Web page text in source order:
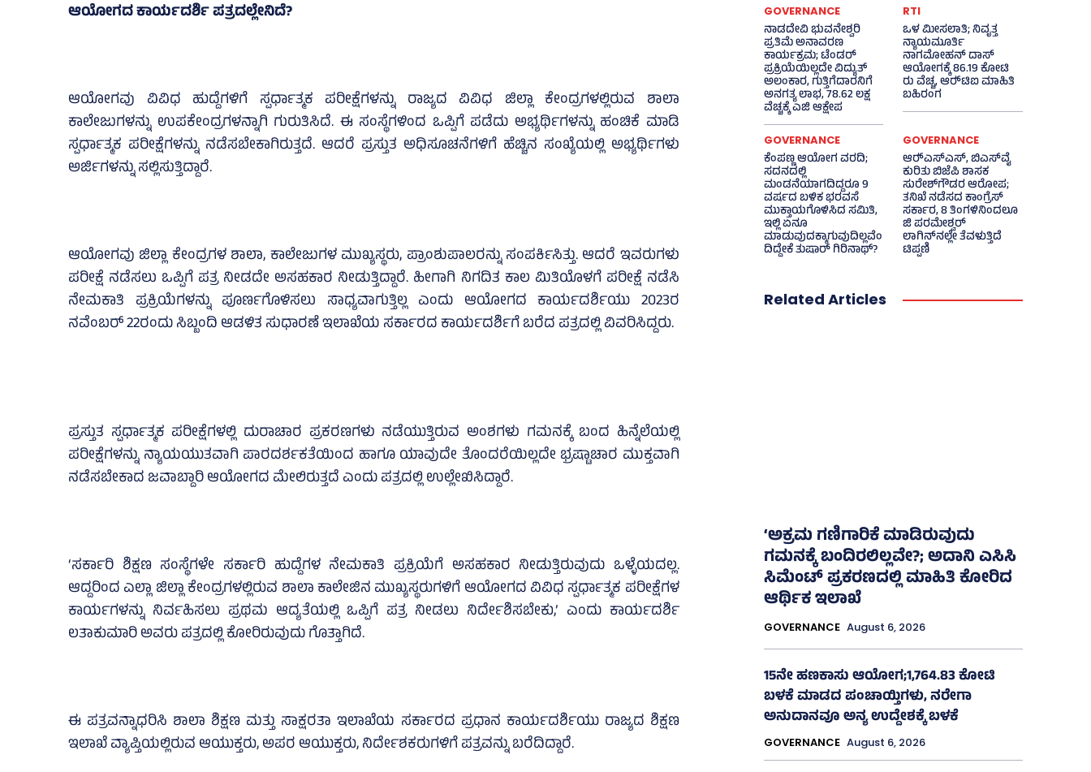
ಆಯೋಗದ ಕಾರ್ಯದರ್ಶಿ ಪತ್ರದಲ್ಲೇನಿದೆ?
ಆಯೋಗವು ವಿವಿಧ ಹುದ್ದೆಗಳಿಗೆ ಸ್ಪರ್ಧಾತ್ಮಕ ಪರೀಕ್ಷೆಗಳನ್ನು ರಾಜ್ಯದ ವಿವಿಧ ಜಿಲ್ಲಾ ಕೇಂದ್ರಗಳಲ್ಲಿರುವ ಶಾಲಾ
ಕಾಲೇಜುಗಳನ್ನು ಉಪಕೇಂದ್ರಗಳನ್ನಾಗಿ ಗುರುತಿಸಿದೆ. ಈ ಸಂಸ್ಥೆಗಳಿಂದ ಒಪ್ಪಿಗೆ ಪಡೆದು ಅಭ್ಯರ್ಥಿಗಳನ್ನು ಹಂಚಿಕೆ ಮಾಡಿ
ಸ್ಪರ್ಧಾತ್ಮಕ ಪರೀಕ್ಷೆಗಳನ್ನು ನಡೆಸಬೇಕಾಗಿರುತ್ತದೆ. ಆದರೆ ಪ್ರಸ್ತುತ ಅಧಿಸೂಚನೆಗಳಿಗೆ ಹೆಚ್ಚಿನ ಸಂಖ್ಯೆಯಲ್ಲಿ ಅಭ್ಯರ್ಥಿಗಳು
ಅರ್ಜಿಗಳನ್ನು ಸಲ್ಲಿಸುತ್ತಿದ್ದಾರೆ.
ಆಯೋಗವು ಜಿಲ್ಲಾ ಕೇಂದ್ರಗಳ ಶಾಲಾ, ಕಾಲೇಜುಗಳ ಮುಖ್ಯಸ್ಥರು, ಪ್ರಾಂಶುಪಾಲರನ್ನು ಸಂಪರ್ಕಿಸಿತ್ತು. ಆದರೆ ಇವರುಗಳು
ಪರೀಕ್ಷೆ ನಡೆಸಲು ಒಪ್ಪಿಗೆ ಪತ್ರ ನೀಡದೇ ಅಸಹಕಾರ ನೀಡುತ್ತಿದ್ದಾರೆ. ಹೀಗಾಗಿ ನಿಗದಿತ ಕಾಲ ಮಿತಿಯೊಳಗೆ ಪರೀಕ್ಷೆ ನಡೆಸಿ
ನೇಮಕಾತಿ ಪ್ರಕ್ರಿಯೆಗಳನ್ನು ಪೂರ್ಣಗೊಳಿಸಲು ಸಾಧ್ಯವಾಗುತ್ತಿಲ್ಲ ಎಂದು ಆಯೋಗದ ಕಾರ್ಯದರ್ಶಿಯು 2023ರ
ನವೆಂಬರ್‌ 22ರಂದು ಸಿಬ್ಬಂದಿ ಆಡಳಿತ ಸುಧಾರಣೆ ಇಲಾಖೆಯ ಸರ್ಕಾರದ ಕಾರ್ಯದರ್ಶಿಗೆ ಬರೆದ ಪತ್ರದಲ್ಲಿ ವಿವರಿಸಿದ್ದರು.
ಪ್ರಸ್ತುತ ಸ್ಪರ್ಧಾತ್ಮಕ ಪರೀಕ್ಷೆಗಳಲ್ಲಿ ದುರಾಚಾರ ಪ್ರಕರಣಗಳು ನಡೆಯುತ್ತಿರುವ ಅಂಶಗಳು ಗಮನಕ್ಕೆ ಬಂದ ಹಿನ್ನೆಲೆಯಲ್ಲಿ
ಪರೀಕ್ಷೆಗಳನ್ನು ನ್ಯಾಯಯುತವಾಗಿ ಪಾರದರ್ಶಕತೆಯಿಂದ ಹಾಗೂ ಯಾವುದೇ ತೊಂದರೆಯಿಲ್ಲದೇ ಭ್ರಷ್ಟಾಚಾರ ಮುಕ್ತವಾಗಿ
ನಡೆಸಬೇಕಾದ ಜವಾಬ್ದಾರಿ ಆಯೋಗದ ಮೇಲಿರುತ್ತದೆ ಎಂದು ಪತ್ರದಲ್ಲಿ ಉಲ್ಲೇಖಿಸಿದ್ದಾರೆ.
‘ಸರ್ಕಾರಿ ಶಿಕ್ಷಣ ಸಂಸ್ಥೆಗಳೇ ಸರ್ಕಾರಿ ಹುದ್ದೆಗಳ ನೇಮಕಾತಿ ಪ್ರಕ್ರಿಯೆಗೆ ಅಸಹಕಾರ ನೀಡುತ್ತಿರುವುದು ಒಳ್ಳೆಯದಲ್ಲ.
ಆದ್ದರಿಂದ ಎಲ್ಲಾ ಜಿಲ್ಲಾ ಕೇಂದ್ರಗಳಲ್ಲಿರುವ ಶಾಲಾ ಕಾಲೇಜಿನ ಮುಖ್ಯಸ್ಥರುಗಳಿಗೆ ಆಯೋಗದ ವಿವಿಧ ಸ್ಪರ್ಧಾತ್ಮಕ ಪರೀಕ್ಷೆಗಳ
ಕಾರ್ಯಗಳನ್ನು ನಿರ್ವಹಿಸಲು ಪ್ರಥಮ ಆದ್ಯತೆಯಲ್ಲಿ ಒಪ್ಪಿಗೆ ಪತ್ರ ನೀಡಲು ನಿರ್ದೇಶಿಸಬೇಕು,’ ಎಂದು ಕಾರ್ಯದರ್ಶಿ
ಲತಾಕುಮಾರಿ ಅವರು ಪತ್ರದಲ್ಲಿ ಕೋರಿರುವುದು ಗೊತ್ತಾಗಿದೆ.
ಈ ಪತ್ರವನ್ನಾಧರಿಸಿ ಶಾಲಾ ಶಿಕ್ಷಣ ಮತ್ತು ಸಾಕ್ಷರತಾ ಇಲಾಖೆಯ ಸರ್ಕಾರದ ಪ್ರಧಾನ ಕಾರ್ಯದರ್ಶಿಯು ರಾಜ್ಯದ ಶಿಕ್ಷಣ
ಇಲಾಖೆ ವ್ಯಾಪ್ತಿಯಲ್ಲಿರುವ ಆಯುಕ್ತರು, ಅಪರ ಆಯುಕ್ತರು, ನಿರ್ದೇಶಕರುಗಳಿಗೆ ಪತ್ರವನ್ನು ಬರೆದಿದ್ದಾರೆ.
GOVERNANCE
ನಾಡದೇವಿ ಭುವನೇಶ್ವರಿ
ಪ್ರತಿಮೆ ಅನಾವರಣ
ಕಾರ್ಯಕ್ರಮ; ಟೆಂಡರ್
ಪ್ರಕ್ರಿಯೆಯಿಲ್ಲದೇ ವಿದ್ಯುತ್‌
ಅಲಂಕಾರ, ಗುತ್ತಿಗೆದಾರನಿಗೆ
ಅನಗತ್ಯ ಲಾಭ, 78.62 ಲಕ್ಷ
ವೆಚ್ಚಕ್ಕೆ ಎಜಿ ಆಕ್ಷೇಪ
RTI
ಒಳ ಮೀಸಲಾತಿ; ನಿವೃತ್ತ
ನ್ಯಾಯಮೂರ್ತಿ
ನಾಗಮೋಹನ್ ದಾಸ್
ಆಯೋಗಕ್ಕೆ 86.19 ಕೋಟಿ
ರು ವೆಚ್ಚ, ಆರ್‍‌ಟಿಐ ಮಾಹಿತಿ
ಬಹಿರಂಗ
GOVERNANCE
ಕೆಂಪಣ್ಣ ಆಯೋಗ ವರದಿ;
ಸದನದಲ್ಲಿ
ಮಂಡನೆಯಾಗದಿದ್ದರೂ 9
ವರ್ಷದ ಬಳಿಕ ಭರವಸೆ
ಮುಕ್ತಾಯಗೊಳಿಸಿದ ಸಮಿತಿ,
ಇಲ್ಲಿ ಏನೂ
ಮಾಡುವುದಕ್ಕಾಗುವುದಿಲ್ಲವೆಂ
ದಿದ್ದೇಕೆ ತುಷಾರ್ ಗಿರಿನಾಥ್?
GOVERNANCE
ಆರ್‍‌ಎಸ್‌ಎಸ್‌, ಬಿಎಸ್‌ವೈ
ಕುರಿತು ಬಿಜೆಪಿ ಶಾಸಕ
ಸುರೇಶ್‌ಗೌಡರ ಆರೋಪ;
ತನಿಖೆ ನಡೆಸದ ಕಾಂಗ್ರೆಸ್‌
ಸರ್ಕಾರ, 8 ತಿಂಗಳಿನಿಂದಲೂ
ಜಿ ಪರಮೇಶ್ವರ್
ಲಾಗಿನ್‌ನಲ್ಲೇ ತೆವಳುತ್ತಿದೆ
ಟಿಪ್ಪಣಿ
Related Articles
‘ಅಕ್ರಮ ಗಣಿಗಾರಿಕೆ ಮಾಡಿರುವುದು
ಗಮನಕ್ಕೆ ಬಂದಿರಲಿಲ್ಲವೇ?; ಅದಾನಿ ಎಸಿಸಿ
ಸಿಮೆಂಟ್ ಪ್ರಕರಣದಲ್ಲಿ ಮಾಹಿತಿ ಕೋರಿದ
ಆರ್ಥಿಕ ಇಲಾಖೆ
GOVERNANCE August 6, 2026
15ನೇ ಹಣಕಾಸು ಆಯೋಗ;1,764.83 ಕೋಟಿ
ಬಳಕೆ ಮಾಡದ ಪಂಚಾಯ್ತಿಗಳು, ನರೇಗಾ
ಅನುದಾನವೂ ಅನ್ಯ ಉದ್ದೇಶಕ್ಕೆ ಬಳಕೆ
GOVERNANCE August 6, 2026